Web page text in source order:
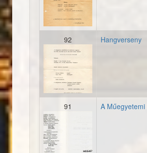
92 Hangverseny
91 A